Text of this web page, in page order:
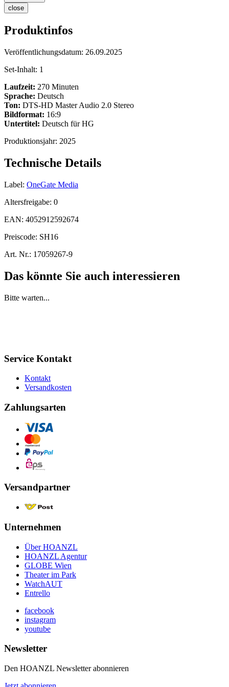
close
Produktinfos
Veröffentlichungsdatum: 26.09.2025
Set-Inhalt: 1
Laufzeit: 270 Minuten
Sprache: Deutsch
Ton: DTS-HD Master Audio 2.0 Stereo
Bildformat: 16:9
Untertitel: Deutsch für HG
Produktionsjahr: 2025
Technische Details
Label: OneGate Media
Altersfreigabe: 0
EAN: 4052912592674
Preiscode: SH16
Art. Nr.: 17059267-9
Das könnte Sie auch interessieren
Bitte warten...
Service Kontakt
Kontakt
Versandkosten
Zahlungsarten
Versandpartner
Unternehmen
Über HOANZL
HOANZL Agentur
GLOBE Wien
Theater im Park
WatchAUT
Entrello
facebook
instagram
youtube
Newsletter
Den HOANZL Newsletter abonnieren